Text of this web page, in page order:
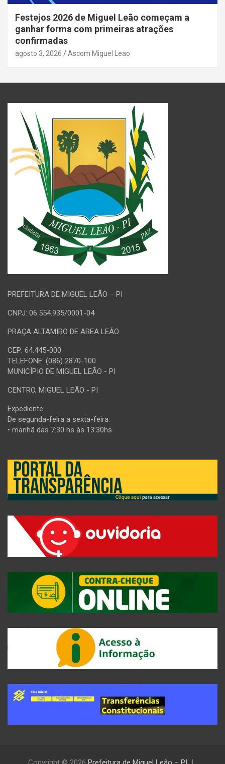
Festejos 2026 de Miguel Leão começam a
ganhar forma com primeiras atrações
confirmadas
agosto 3, 2026 Ascom Miguel Leao
PREFEITURA DE MIGUEL LEÃO – PI
CNPJ: 06.554.935/0001-04
PRAÇA ALTAMIRO DE AREA LEÃO
CEP: 64.445-000
TELEFONE: (086) 2870-100
MUNICÍPIO DE MIGUEL LEÃO - PI
CENTRO, MIGUEL LEÃO - PI
Expediente
De segunda-feira a sexta-feira:
• manhã das 7:30 hs às 13:30hs